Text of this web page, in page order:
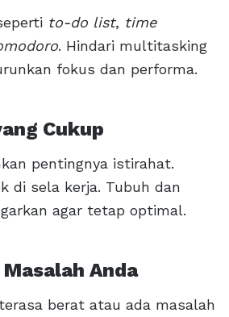
to-do list, time
. Hindari multitasking
fokus dan performa.
Cukup
pentingnya istirahat.
di sela kerja. Tubuh dan
agar tetap optimal.
Anda
berat atau ada masalah